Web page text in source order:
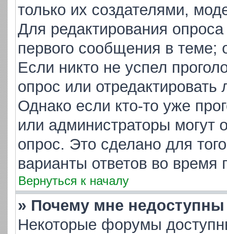
только их создателями,
Для редактирования
первого сообщения в теме;
Если никто не успел
опрос или
Однако если кто-то уже
или администраторы могут
опрос. Это сделано для
варианты ответов во время
Вернуться к началу
» Почему мне
Некоторые форумы